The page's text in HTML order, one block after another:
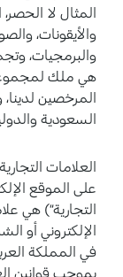
المثال لا الحصر،
والأيقونات،
والبرمجيات،
هي ملك لمجموعة
المرخصين
السعودية والدولية.
العلامات
على الموقع
التجارية“) هي
الإلكتروني أو
في المملكة
بموجب قوانين